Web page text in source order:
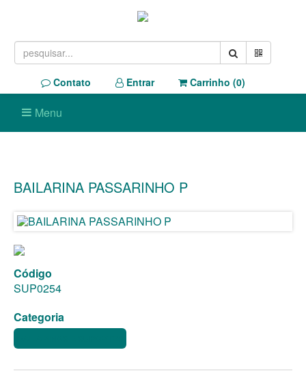
Contato Entrar Carrinho (0)
Menu
BAILARINA PASSARINHO P
Código
SUP0254
Categoria